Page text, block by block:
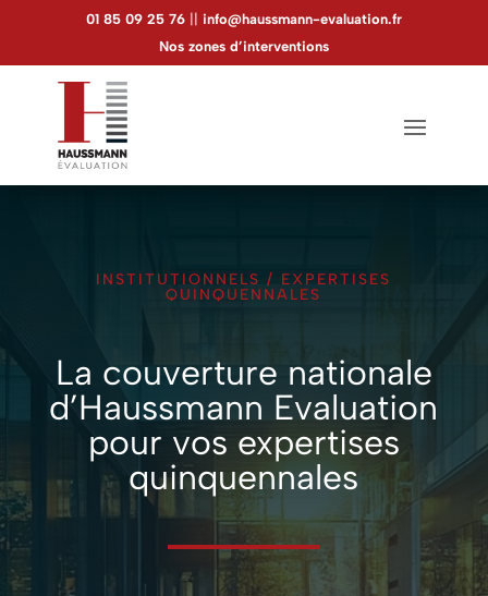
01 85 09 25 76|| info@haussmann-evaluation.fr
Nos zones d’interventions
INSTITUTIONNELS / EXPERTISES
QUINQUENNALES
La couverture nationale
d’Haussmann Evaluation
pour vos expertises
quinquennales